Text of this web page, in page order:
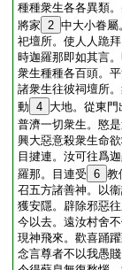
種種衆生各各異類
將家 2 中大小眷屬
祀壇所。使人人跪
時迦羅那即如其言
衆生種種各百頭。
諸衆生往彼祠壇所
動 4 大地。從東
普濟一切衆生。愍
興大惡意殺衆生命
目揵連。汝可往爲
羅那。目連受 6 教
召五方諸善神。以
獲安隱。辟除邪惡
今以去。遠汝村舍
現神飛來。歡喜踊
念言尊者不以我愚